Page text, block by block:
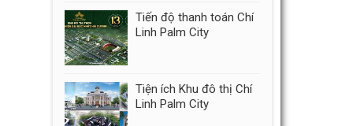
Tiến độ thanh toán Chí
Linh Palm City
Tiện ích Khu đô thị Chí
Linh Palm City